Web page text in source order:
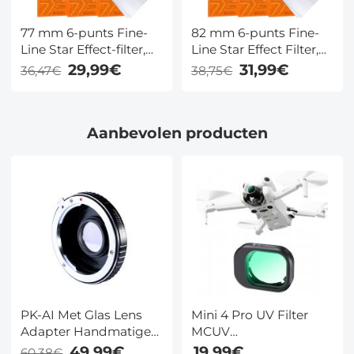
77 mm 6-punts Fine-
Line Star Effect-filter,
Cine & Dreamlike
Special-filter, 18-laags
stofzuigerdoeken -
36,47€ 29,99€
82 mm 6-punts Fine-
Line Star Effect Filter,
Cine & Dreamlike
Special Filter 18-laags
stofzuigerdoeken -
38,75€ 31,99€
Aanbevolen producten
PK-AI Met Glas Lens
Adapter Handmatige
Focus Compatibele
Mini 4 Pro UV Filter
MCUV
Beschermingsfilter HD